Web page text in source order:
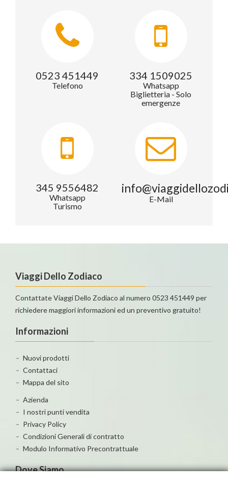
0523 451449
Telefono
334 1509025
Whatsapp
Biglietteria - Solo
emergenze
345 9556482
Whatsapp
Turismo
E-Mail
Viaggi Dello Zodiaco
Contattate Viaggi Dello Zodiaco al numero 0523 451449 per
richiedere maggiori informazioni ed un preventivo gratuito!
Informazioni
Nuovi prodotti
Contattaci
Mappa del sito
Azienda
I nostri punti vendita
Privacy Policy
Condizioni Generali di contratto
Modulo Informativo Precontrattuale
Dove Siamo